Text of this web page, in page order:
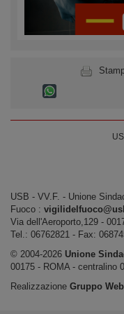
USB ‐ VV.F. - Unione
Fuoco :
Via dell'Aeroporto,129 ‐
Tel.: 06762821 ‐ Fax:
© 2004-2026 Unione
00175 - ROMA - centralino
Realizzazione Gruppo